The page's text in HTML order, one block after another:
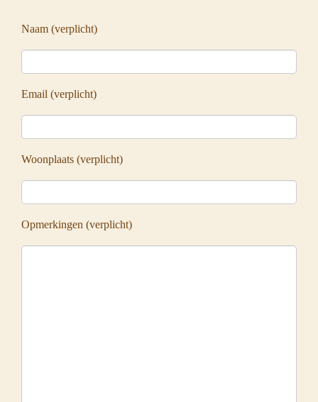
Naam (verplicht)
Email (verplicht)
Woonplaats (verplicht)
Opmerkingen (verplicht)